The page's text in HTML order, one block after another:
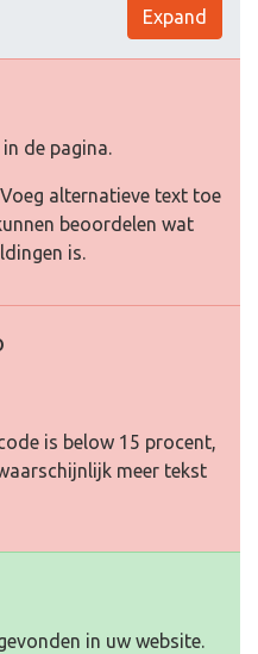
Expand
de pagina.
alternatieve text toe
beoordelen wat
is.
is below 15 procent,
meer tekst
in uw website.